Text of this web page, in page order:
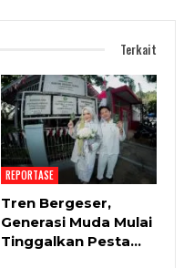
Terkait
REPORTASE
Tren Bergeser,
Generasi Muda Mulai
Tinggalkan Pesta…